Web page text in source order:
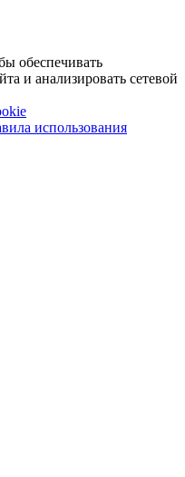
обеспечивать
и анализировать сетевой
использования